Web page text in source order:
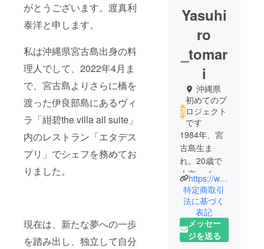
がとうございます。渡真利
泰洋と申します。
私は沖縄県宮古島出身の料
理人でして、2022年4月ま
で、宮古島よりさらに橋を
渡った伊良部島にあるヴィ
ラ「紺碧the villa all suite」
内のレストラン「エタデス
プリ」でシェフを務めてお
りました。
現在は、新たな夢への一歩
を踏み出し、独立して自分
Yasuhi
ro
_tomar
i
沖縄県
初めてのプ
ロジェクト
です
1984年、宮
古島生ま
れ。20歳で
上京、イタ
リア料理を
学ぶ。その
後、数店の
フレンチで
修業を重
https://www.instagram.com/tomariyasu_ede?igsh=MXB2M2pldjgweGxheg==
特定商取引
法に基づく
表記
メッセー
ジを送る